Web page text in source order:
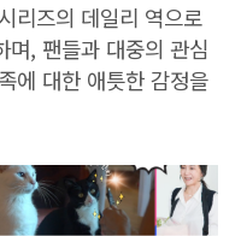
리즈의 데일리 역으로
며, 팬들과 대중의 관심
에 대한 애틋한 감정을